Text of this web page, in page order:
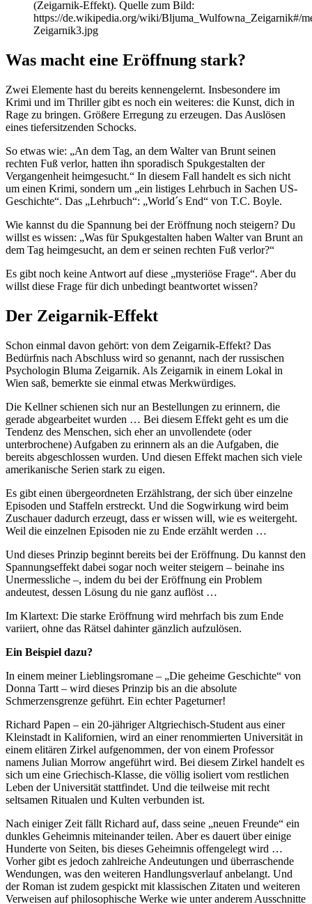
(Zeigarnik-Effekt). Quelle zum Bild:
https://de.wikipedia.org/wiki/Bljuma_Wulfowna_Zeigarnik#/
Zeigarnik3.jpg
Was macht eine Eröffnung stark?
Zwei Elemente hast du bereits kennengelernt. Insbesondere im
Krimi und im Thriller gibt es noch ein weiteres: die Kunst, dich in
Rage zu bringen. Größere Erregung zu erzeugen. Das Auslösen
eines tiefersitzenden Schocks.
So etwas wie: „An dem Tag, an dem Walter van Brunt seinen
rechten Fuß verlor, hatten ihn sporadisch Spukgestalten der
Vergangenheit heimgesucht.“ In diesem Fall handelt es sich nicht
um einen Krimi, sondern um „ein listiges Lehrbuch in Sachen US-
Geschichte“. Das „Lehrbuch“: „World´s End“ von T.C. Boyle.
Wie kannst du die Spannung bei der Eröffnung noch steigern? Du
willst es wissen: „Was für Spukgestalten haben Walter van Brunt an
dem Tag heimgesucht, an dem er seinen rechten Fuß verlor?“
Es gibt noch keine Antwort auf diese „mysteriöse Frage“. Aber du
willst diese Frage für dich unbedingt beantwortet wissen?
Der Zeigarnik-Effekt
Schon einmal davon gehört: von dem Zeigarnik-Effekt? Das
Bedürfnis nach Abschluss wird so genannt, nach der russischen
Psychologin Bluma Zeigarnik. Als Zeigarnik in einem Lokal in
Wien saß, bemerkte sie einmal etwas Merkwürdiges.
Die Kellner schienen sich nur an Bestellungen zu erinnern, die
gerade abgearbeitet wurden … Bei diesem Effekt geht es um die
Tendenz des Menschen, sich eher an unvollendete (oder
unterbrochene) Aufgaben zu erinnern als an die Aufgaben, die
bereits abgeschlossen wurden. Und diesen Effekt machen sich viele
amerikanische Serien stark zu eigen.
Es gibt einen übergeordneten Erzählstrang, der sich über einzelne
Episoden und Staffeln erstreckt. Und die Sogwirkung wird beim
Zuschauer dadurch erzeugt, dass er wissen will, wie es weitergeht.
Weil die einzelnen Episoden nie zu Ende erzählt werden …
Und dieses Prinzip beginnt bereits bei der Eröffnung. Du kannst den
Spannungseffekt dabei sogar noch weiter steigern – beinahe ins
Unermessliche –, indem du bei der Eröffnung ein Problem
andeutest, dessen Lösung du nie ganz auflöst …
Im Klartext: Die starke Eröffnung wird mehrfach bis zum Ende
variiert, ohne das Rätsel dahinter gänzlich aufzulösen.
Ein Beispiel dazu?
In einem meiner Lieblingsromane – „Die geheime Geschichte“ von
Donna Tartt – wird dieses Prinzip bis an die absolute
Schmerzensgrenze geführt. Ein echter Pageturner!
Richard Papen – ein 20-jähriger Altgriechisch-Student aus einer
Kleinstadt in Kalifornien, wird an einer renommierten Universität in
einem elitären Zirkel aufgenommen, der von einem Professor
namens Julian Morrow angeführt wird. Bei diesem Zirkel handelt es
sich um eine Griechisch-Klasse, die völlig isoliert vom restlichen
Leben der Universität stattfindet. Und die teilweise mit recht
seltsamen Ritualen und Kulten verbunden ist.
Nach einiger Zeit fällt Richard auf, dass seine „neuen Freunde“ ein
dunkles Geheimnis miteinander teilen. Aber es dauert über einige
Hunderte von Seiten, bis dieses Geheimnis offengelegt wird …
Vorher gibt es jedoch zahlreiche Andeutungen und überraschende
Wendungen, was den weiteren Handlungsverlauf anbelangt. Und
der Roman ist zudem gespickt mit klassischen Zitaten und weiteren
Verweisen auf philosophische Werke wie unter anderem Ausschnitte